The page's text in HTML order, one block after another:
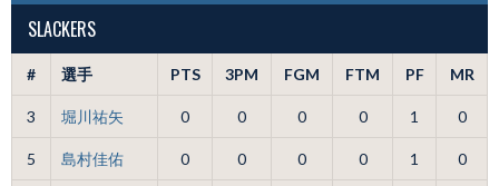
SLACKERS
# 選手 PTS 3PM FGM FTM PF MR
3 堀川祐矢 0 0 0 0 1 0
5 島村佳佑 0 0 0 0 1 0